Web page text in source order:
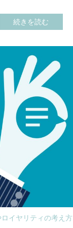
続きを読む
イヤリティの考え方